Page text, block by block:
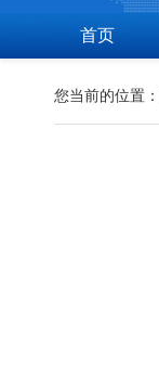
首页
您当前的位置：